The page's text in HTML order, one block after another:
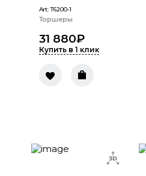
Art:T6200-1
Торшеры
31 880₽
Купить в 1 клик